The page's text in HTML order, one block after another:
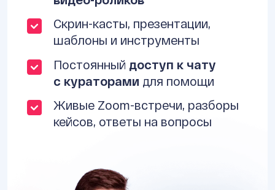
Скрин-касты, презентации,
шаблоны и инструменты
Постоянный доступ к чату
с кураторами для помощи
Живые Zoom-встречи, разборы
кейсов, ответы на вопросы